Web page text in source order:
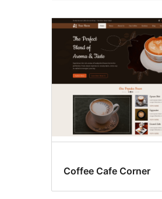
Coffee Cafe Corner